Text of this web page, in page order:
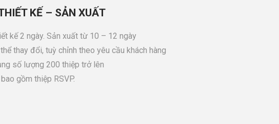
KẾ – SẢN XUẤT
kế 2 ngày. Sản xuất từ 10 – 12 ngày
thay đổi, tuỳ chỉnh theo yêu cầu khách hàng
số lượng 200 thiệp trở lên
gồm thiệp RSVP.